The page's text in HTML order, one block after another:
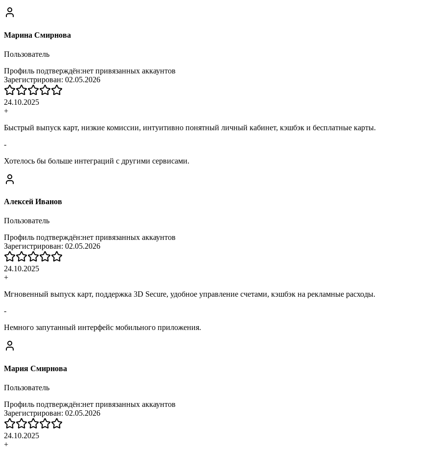
Марина Смирнова
Пользователь
Профиль подтверждён:нет привязанных аккаунтов
Зарегистрирован: 02.05.2026
24.10.2025
+
Быстрый выпуск карт, низкие комиссии, интуитивно понятный личный кабинет, кэшбэк и бесплатные карты.
-
Хотелось бы больше интеграций с другими сервисами.
Алексей Иванов
Пользователь
Профиль подтверждён:нет привязанных аккаунтов
Зарегистрирован: 02.05.2026
24.10.2025
+
Мгновенный выпуск карт, поддержка 3D Secure, удобное управление счетами, кэшбэк на рекламные расходы.
-
Немного запутанный интерфейс мобильного приложения.
Мария Смирнова
Пользователь
Профиль подтверждён:нет привязанных аккаунтов
Зарегистрирован: 02.05.2026
24.10.2025
+